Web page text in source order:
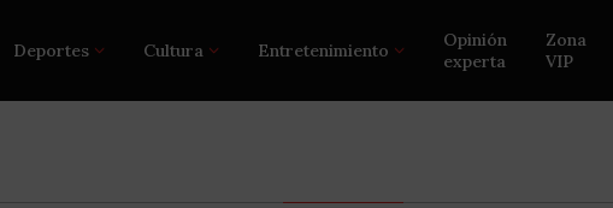
Deportes Cultura Entretenimiento
Opinión
experta
Zona
VIP